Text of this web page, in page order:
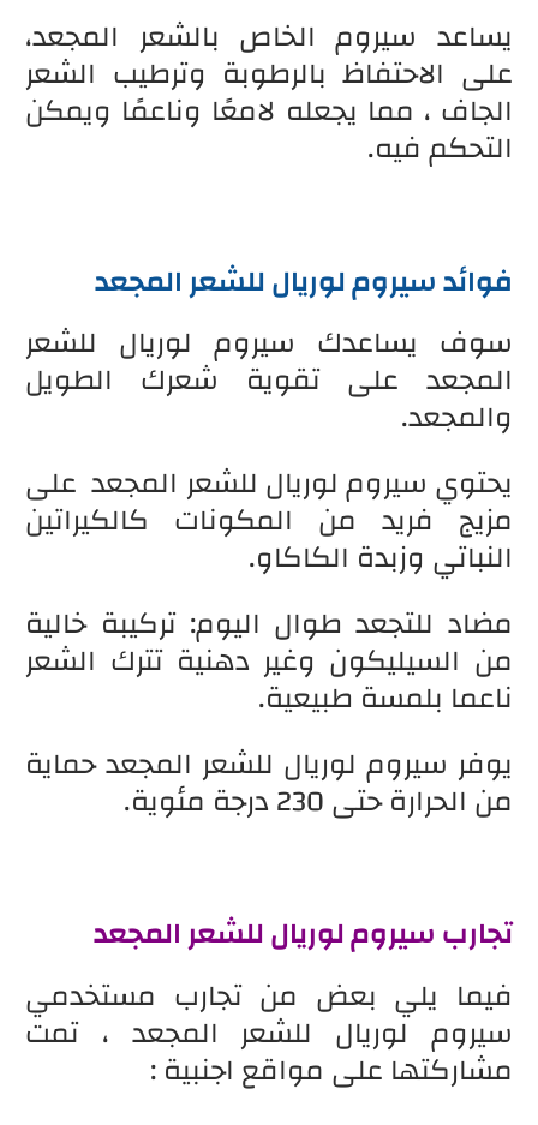
يساعد سيروم الخاص بالشعر المجعد،
على الاحتفاظ بالرطوبة وترطيب الشعر
الجاف ، مما يجعله لامعًا وناعمًا ويمكن
التحكم فيه.
فوائد سيروم لوريال للشعر المجعد
سوف يساعدك سيروم لوريال للشعر
المجعد على تقوية شعرك الطويل
والمجعد.
يحتوي سيروم لوريال للشعر المجعد على
مزيج فريد من المكونات كالكيراتين
النباتي وزبدة الكاكاو.
مضاد للتجعد طوال اليوم: تركيبة خالية
من السيليكون وغير دهنية تترك الشعر
ناعما بلمسة طبيعية.
يوفر سيروم لوريال للشعر المجعد حماية
من الحرارة حتى 230 درجة مئوية.
تجارب سيروم لوريال للشعر المجعد
فيما يلي بعض من تجارب مستخدمي
سيروم لوريال للشعر المجعد ، تمت
مشاركتها على مواقع اجنبية :